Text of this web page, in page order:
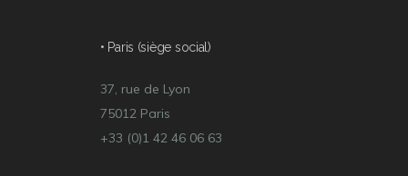
• Paris (siège social)
37, rue de Lyon
75012 Paris
+33 (0)1 42 46 06 63